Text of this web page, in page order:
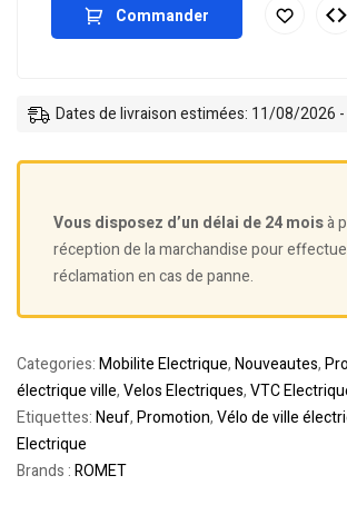
Commander
Dates de livraison estimées: 11/08/2026
Vous disposez d’un délai de 24 moisà
réception de la marchandise pour
réclamation en cas de panne.
Categories:Mobilite Electrique,Nouveautes,
électrique ville,Velos Electriques,VTC
Etiquettes:Neuf,Promotion,Vélo de ville
Electrique
Brands :ROMET